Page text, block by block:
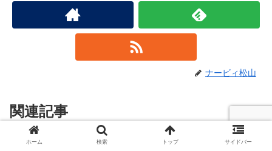
ナービィ松山
関連記事
ホーム 検索 トップ サイドバー